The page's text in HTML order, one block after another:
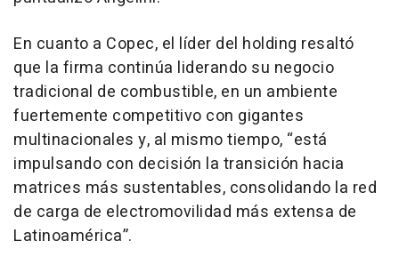
En cuanto a Copec, el líder del holding resaltó
que la firma continúa liderando su negocio
tradicional de combustible, en un ambiente
fuertemente competitivo con gigantes
multinacionales y, al mismo tiempo, “está
impulsando con decisión la transición hacia
matrices más sustentables, consolidando la red
de carga de electromovilidad más extensa de
Latinoamérica”.